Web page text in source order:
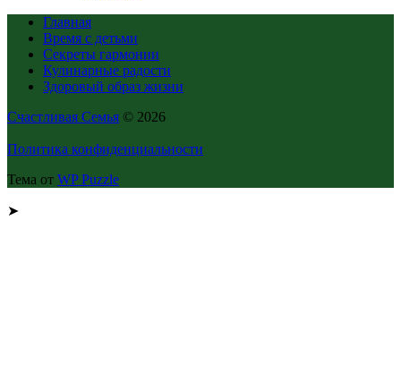
Главная
Время с детьми
Секреты гармонии
Кулинарные радости
Здоровый образ жизни
Счастливая Семья © 2026
Политика конфиденциальности
Тема от WP Puzzle
➤